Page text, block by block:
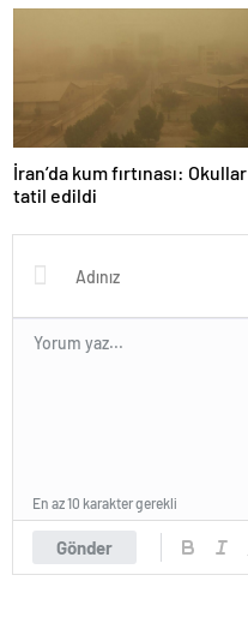
İran’da kum fırtınası: Okullar
tatil edildi
Gönder
En az 10 karakter gerekli